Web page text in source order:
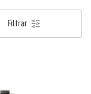
Filtrar